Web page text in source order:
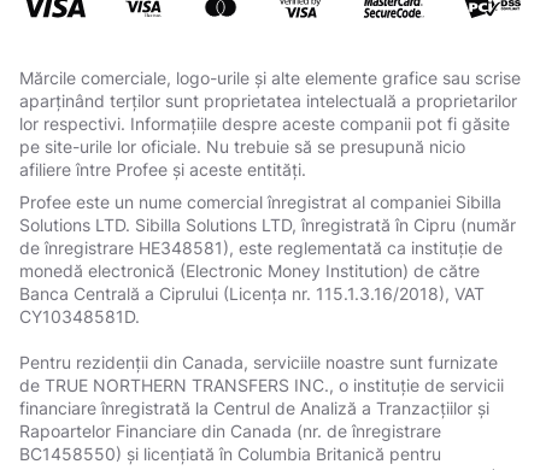
Mărcile comerciale, logo-urile și alte elemente grafice sau scrise
aparținând terților sunt proprietatea intelectuală a proprietarilor
lor respectivi. Informațiile despre aceste companii pot fi găsite
pe site-urile lor oficiale. Nu trebuie să se presupună nicio
afiliere între Profee și aceste entități.
Profee este un nume comercial înregistrat al companiei Sibilla
Solutions LTD. Sibilla Solutions LTD, înregistrată în Cipru (număr
de înregistrare HE348581), este reglementată ca instituție de
monedă electronică (Electronic Money Institution) de către
Banca Centrală a Ciprului (Licența nr. 115.1.3.16/2018), VAT
СY10348581D.
Pentru rezidenții din Canada, serviciile noastre sunt furnizate
de TRUE NORTHERN TRANSFERS INC., o instituție de servicii
financiare înregistrată la Centrul de Analiză a Tranzacțiilor și
Rapoartelor Financiare din Canada (nr. de înregistrare
BC1458550) și licențiată în Columbia Britanică pentru